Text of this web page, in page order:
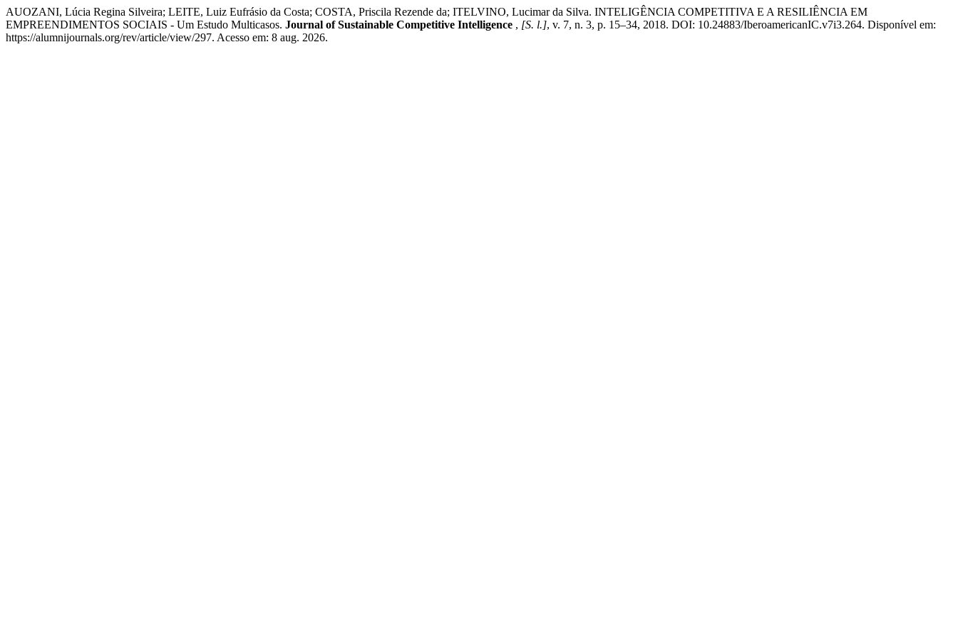
AUOZANI, Lúcia Regina Silveira; LEITE, Luiz Eufrásio da Costa; COSTA, Priscila Rezende da; ITELVINO, Lucimar da Silva. INTELIGÊNCIA COMPETITIVA E A RESILIÊNCIA EM
EMPREENDIMENTOS SOCIAIS - Um Estudo Multicasos. Journal of Sustainable Competitive Intelligence , [S. l.], v. 7, n. 3, p. 15–34, 2018. DOI: 10.24883/IberoamericanIC.v7i3.264. Disponível em:
https://alumnijournals.org/rev/article/view/297. Acesso em: 8 aug. 2026.